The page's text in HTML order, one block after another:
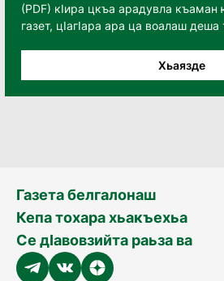
(PDF) кӀира цкъа арадувла
газет, цӀагӀара ара ца воалаш деша
Хьаязде
Газета белгалонаш
Кепа тохара хьакъехьа
Се дӀавовзийта раьза ва